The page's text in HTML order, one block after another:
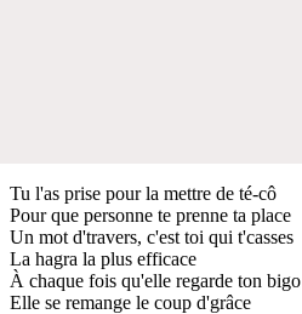
Tu l'as prise pour la mettre de té-cô
Pour que personne te prenne ta place
Un mot d'travers, c'est toi qui t'casses
La hagra la plus efficace
À chaque fois qu'elle regarde ton bigo
Elle se remange le coup d'grâce